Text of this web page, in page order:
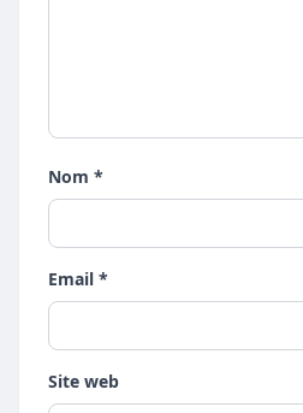
Nom *
Email *
Site web